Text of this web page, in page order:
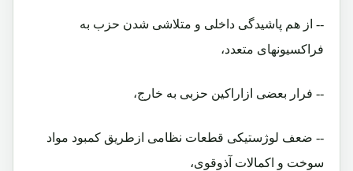
-- از هم پاشیدگی داخلی و متلاشی شدن حزب به
فراکسیونهای متعدد،
-- فرار بعضی ازاراکین حزبی به خارج،
-- ضعف لوژستیکی قطعات نظامی ازطریق کمبود مواد
سوخت و اکمالات آذوقوی،